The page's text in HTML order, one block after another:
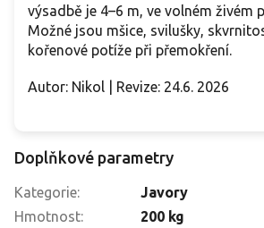
výsadbě je 4–6 m, ve volném živém
Možné jsou mšice, svilušky,
kořenové potíže při přemokření.
Autor: Nikol | Revize: 24.6. 2026
Doplňkové parametry
Kategorie:
Javory
Hmotnost:
200 kg